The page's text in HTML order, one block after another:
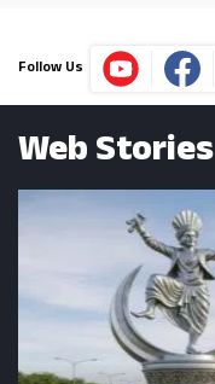
Follow Us
Web Stories